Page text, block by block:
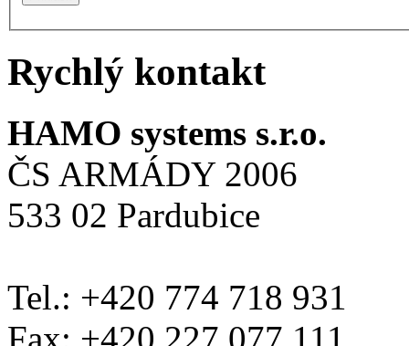
Rychlý kontakt
HAMO systems s.r.o.
ČS ARMÁDY 2006
533 02 Pardubice
Tel.: +420 774 718 931
Fax: +420 227 077 111